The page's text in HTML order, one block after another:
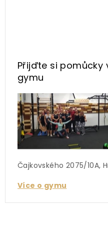
Přijďte si pomůcky
gymu
Čajkovského 2075/10A,
Více o gymu